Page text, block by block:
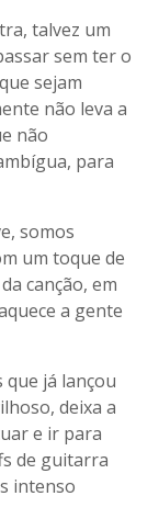
talvez um
sem ter o
sejam
não leva a
não
para
somos
um toque de
canção, em
a gente
já lançou
deixa a
e ir para
de guitarra
intenso